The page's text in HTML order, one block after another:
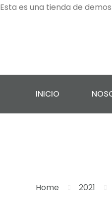
Esta es una tienda de
INICIO
Home 2021